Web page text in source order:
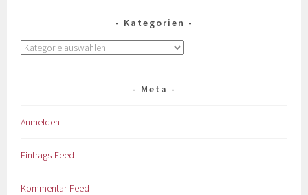
Kategorien
Meta
Anmelden
Eintrags-Feed
Kommentar-Feed